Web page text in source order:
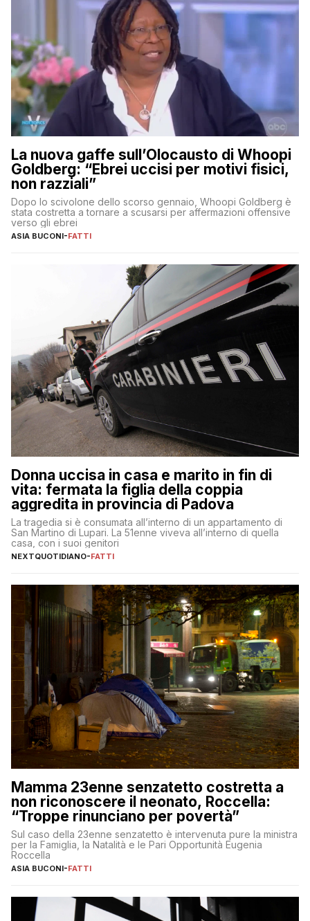
La nuova gaffe sull’Olocausto di Whoopi
Goldberg: “Ebrei uccisi per motivi fisici,
non razziali”
Dopo lo scivolone dello scorso gennaio, Whoopi Goldberg è
stata costretta a tornare a scusarsi per affermazioni offensive
verso gli ebrei
ASIA BUCONI-FATTI
Donna uccisa in casa e marito in fin di
vita: fermata la figlia della coppia
aggredita in provincia di Padova
La tragedia si è consumata all’interno di un appartamento di
San Martino di Lupari. La 51enne viveva all’interno di quella
casa, con i suoi genitori
NEXTQUOTIDIANO-FATTI
Mamma 23enne senzatetto costretta a
non riconoscere il neonato, Roccella:
“Troppe rinunciano per povertà”
Sul caso della 23enne senzatetto è intervenuta pure la ministra
per la Famiglia, la Natalità e le Pari Opportunità Eugenia
Roccella
ASIA BUCONI-FATTI